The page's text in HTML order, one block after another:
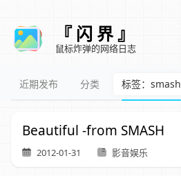
『 闪 界 』
鼠标炸弹的网络日志
近期发布 分类 标签：smash
Beautiful -from SMASH
2012-01-31 影音娱乐